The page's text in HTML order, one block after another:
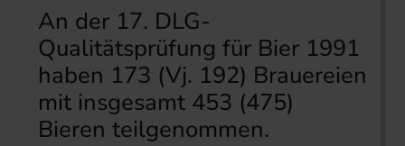
An der 17. DLG-
Qualitätsprüfung für Bier 1991
haben 173 (Vj. 192) Brauereien
mit insgesamt 453 (475)
Bieren teilgenommen.